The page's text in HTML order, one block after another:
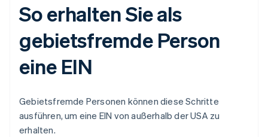
So erhalten Sie als
gebietsfremde Person
eine EIN
Gebietsfremde Personen können diese Schritte
ausführen, um eine EIN von außerhalb der USA zu
erhalten.